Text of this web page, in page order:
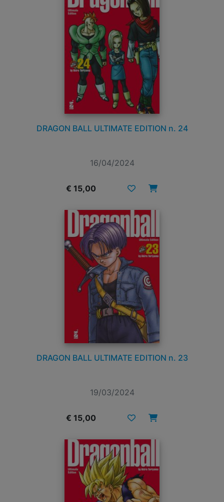
DRAGON BALL ULTIMATE EDITION n. 24
16/04/2024
€ 15,00
DRAGON BALL ULTIMATE EDITION n. 23
19/03/2024
€ 15,00